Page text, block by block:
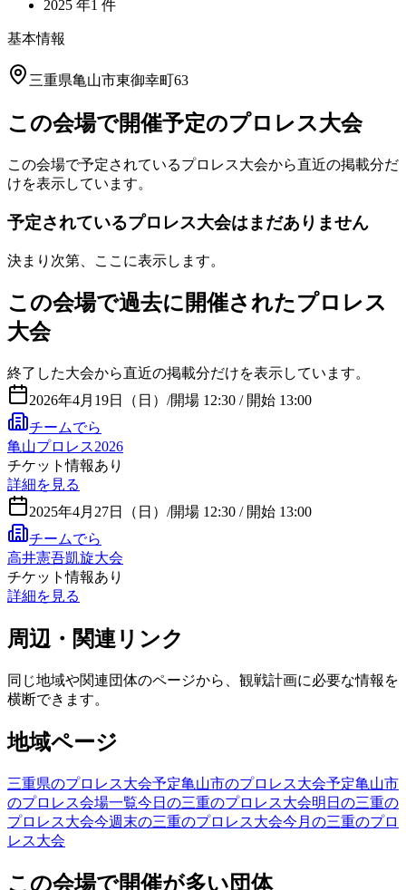
2025 年1 件
基本情報
三重県亀山市東御幸町63
この会場で開催予定のプロレス大会
この会場で予定されているプロレス大会から直近の掲載分だ
けを表示しています。
予定されているプロレス大会はまだありません
決まり次第、ここに表示します。
この会場で過去に開催されたプロレス
大会
終了した大会から直近の掲載分だけを表示しています。
2026年4月19日（日） /開場 12:30 / 開始 13:00
チームでら
亀山プロレス2026
チケット情報あり
詳細を見る
2025年4月27日（日） /開場 12:30 / 開始 13:00
チームでら
高井憲吾凱旋大会
チケット情報あり
詳細を見る
周辺・関連リンク
同じ地域や関連団体のページから、観戦計画に必要な情報を
横断できます。
地域ページ
三重県のプロレス大会予定亀山市のプロレス大会予定亀山市
のプロレス会場一覧今日の三重のプロレス大会明日の三重の
プロレス大会今週末の三重のプロレス大会今月の三重のプロ
レス大会
この会場で開催が多い団体